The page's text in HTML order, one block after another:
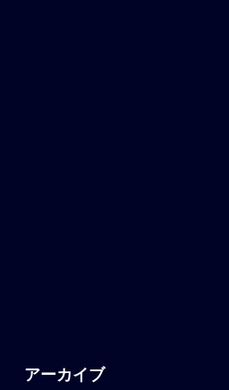
アーカイブ